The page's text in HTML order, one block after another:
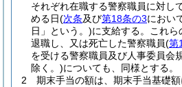
それぞれ在職する警察職員に対し
める日(次条及び第18条の3におい
日」という。)に支給する。
これら
退職し、又は死亡した警察職員(第
を受ける警察職員及び人事委員会
除く。)についても、同様とする。
2
期末手当の額は、期末手当基礎